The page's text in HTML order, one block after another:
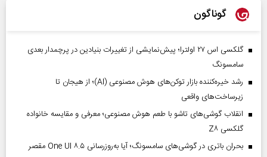
گوناگون
گلکسی اس ۲۷ اولترا؛ پیش‌نمایشی از تغییرات بنیادین در پرچمدار بعدی
سامسونگ
رشد خیره‌کننده بازار توکن‌های هوش مصنوعی (AI)؛ از هیجان تا
زیرساخت‌های واقعی
انقلاب گوشی‌های تاشو‌ با طعم هوش مصنوعی؛ معرفی و مقایسه خانواده
گلکسی Z۸
بحران باتری در گوشی‌های سامسونگ؛ آیا به‌روزرسانی One UI ۸.۵ مقصر